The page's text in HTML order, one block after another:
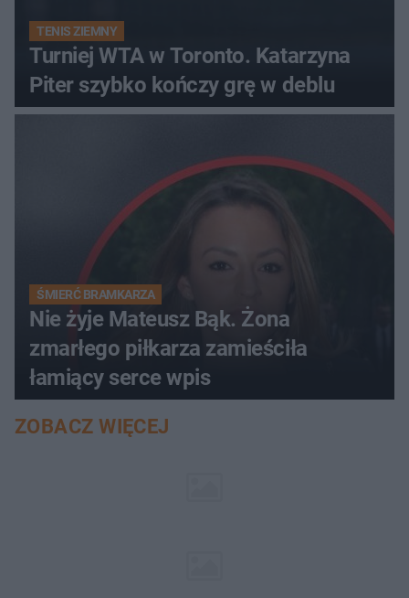
TENIS ZIEMNY
Turniej WTA w Toronto. Katarzyna
Piter szybko kończy grę w deblu
ŚMIERĆ BRAMKARZA
Nie żyje Mateusz Bąk. Żona
zmarłego piłkarza zamieściła
łamiący serce wpis
ZOBACZ WIĘCEJ